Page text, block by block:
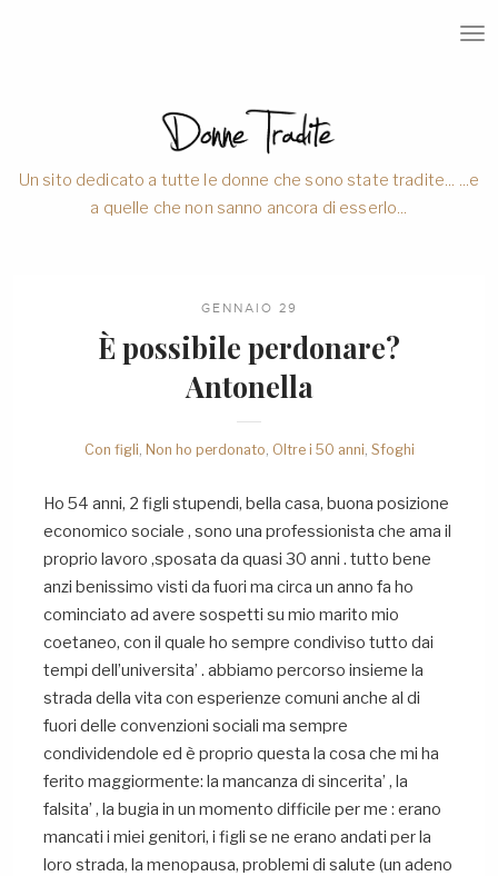
T
V
Un sito dedicato a tutte le donne che sono state tradite... ...e
a quelle che non sanno ancora di esserlo...
GENNAIO 29
È possibile perdonare?
Antonella
Con figli, Non ho perdonato, Oltre i 50 anni, Sfoghi
Ho 54 anni, 2 figli stupendi, bella casa, buona posizione
economico sociale , sono una professionista che ama il
proprio lavoro ,sposata da quasi 30 anni . tutto bene
anzi benissimo visti da fuori ma circa un anno fa ho
cominciato ad avere sospetti su mio marito mio
coetaneo, con il quale ho sempre condiviso tutto dai
tempi dell’universita’ . abbiamo percorso insieme la
strada della vita con esperienze comuni anche al di
fuori delle convenzioni sociali ma sempre
condividendole ed è proprio questa la cosa che mi ha
ferito maggiormente: la mancanza di sincerita’ , la
falsita’ , la bugia in un momento difficile per me : erano
mancati i miei genitori, i figli se ne erano andati per la
loro strada, la menopausa, problemi di salute (un adeno